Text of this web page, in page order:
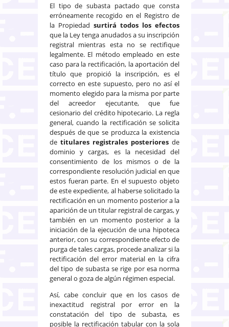
El tipo de subasta pactado que consta
erróneamente recogido en el Registro de
la Propiedad surtirá todos los efectos
que la Ley tenga anudados a su inscripción
registral mientras esta no se rectifique
legalmente. El método empleado en este
caso para la rectificación, la aportación del
título que propició la inscripción, es el
correcto en este supuesto, pero no así el
momento elegido para la misma por parte
del acreedor ejecutante, que fue
cesionario del crédito hipotecario. La regla
general, cuando la rectificación se solicita
después de que se produzca la existencia
de titulares registrales posteriores de
dominio y cargas, es la necesidad del
consentimiento de los mismos o de la
correspondiente resolución judicial en que
estos fueran parte. En el supuesto objeto
de este expediente, al haberse solicitado la
rectificación en un momento posterior a la
aparición de un titular registral de cargas, y
también en un momento posterior a la
iniciación de la ejecución de una hipoteca
anterior, con su correspondiente efecto de
purga de tales cargas, procede analizar si la
rectificación del error material en la cifra
del tipo de subasta se rige por esa norma
general o goza de algún régimen especial.
Así, cabe concluir que en los casos de
inexactitud registral por error en la
constatación del tipo de subasta, es
posible la rectificación tabular con la sola